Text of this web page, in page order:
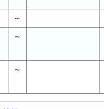
～
～
～